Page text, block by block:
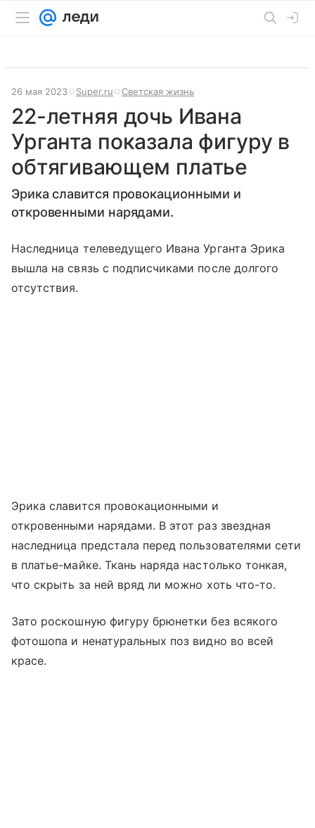
26 мая 2023 Super.ru Светская жизнь
22-летняя дочь Ивана
Урганта показала фигуру в
обтягивающем платье
Эрика славится провокационными и
откровенными нарядами.
Наследница телеведущего Ивана Урганта Эрика
вышла на связь с подписчиками после долгого
отсутствия.
Эрика славится провокационными и
откровенными нарядами. В этот раз звездная
наследница предстала перед пользователями сети
в платье-майке. Ткань наряда настолько тонкая,
что скрыть за ней вряд ли можно хоть что-то.
Зато роскошную фигуру брюнетки без всякого
фотошопа и ненатуральных поз видно во всей
красе.